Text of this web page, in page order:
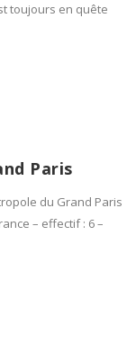
toujours en quête
Paris
du Grand Paris
– effectif : 6 –